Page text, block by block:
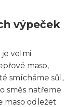
výpeček
velmi
maso,
smícháme sůl,
směs natřeme
maso odležet